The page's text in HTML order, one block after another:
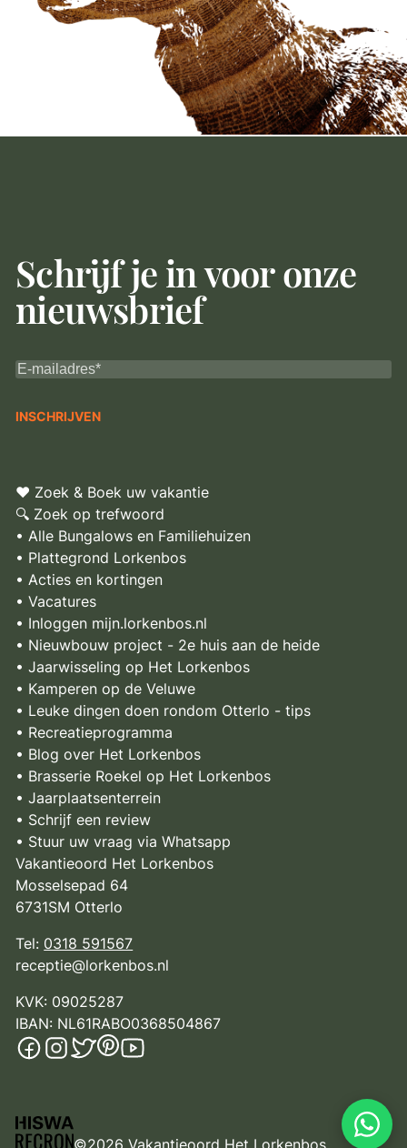
Schrijf je in voor onze
nieuwsbrief
♥ Zoek & Boek uw vakantie
🔍 Zoek op trefwoord
• Alle Bungalows en Familiehuizen
• Plattegrond Lorkenbos
• Acties en kortingen
• Vacatures
• Inloggen mijn.lorkenbos.nl
• Nieuwbouw project - 2e huis aan de heide
• Jaarwisseling op Het Lorkenbos
• Kamperen op de Veluwe
• Leuke dingen doen rondom Otterlo - tips
• Recreatieprogramma
• Blog over Het Lorkenbos
• Brasserie Roekel op Het Lorkenbos
• Jaarplaatsenterrein
• Schrijf een review
• Stuur uw vraag via Whatsapp
Vakantieoord Het Lorkenbos
Mosselsepad 64
6731SM Otterlo
Tel: 0318 591567
receptie@lorkenbos.nl
KVK: 09025287
IBAN: NL61RABO0368504867
©2026 Vakantieoord Het Lorkenbos